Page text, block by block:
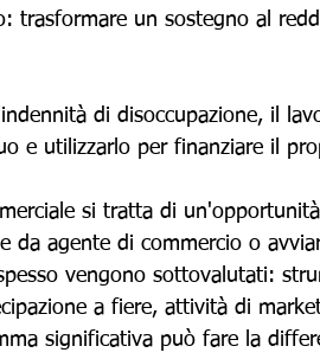
trasformare un sostegno al
di disoccupazione, il
e utilizzarlo per finanziare il
si tratta di
da agente di commercio o
vengono sottovalutati:
a fiere, attività di
significativa può fare la